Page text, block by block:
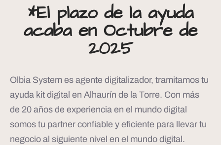
*El plazo de la ayuda
acaba en Octubre de
2025
Olbia System es agente digitalizador, tramitamos tu
ayuda kit digital en Alhaurín de la Torre. Con más
de 20 años de experiencia en el mundo digital
somos tu partner confiable y eficiente para llevar tu
negocio al siguiente nivel en el mundo digital.